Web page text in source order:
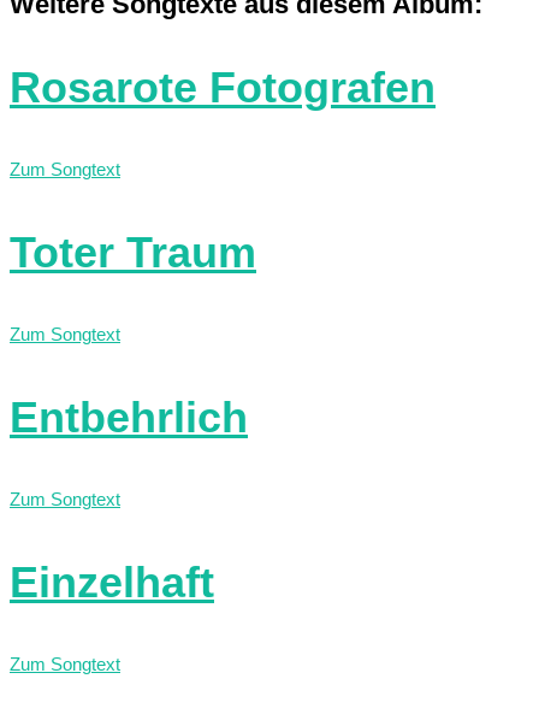
Rosarote Fotografen
Zum Songtext
Toter Traum
Zum Songtext
Entbehrlich
Zum Songtext
Einzelhaft
Zum Songtext